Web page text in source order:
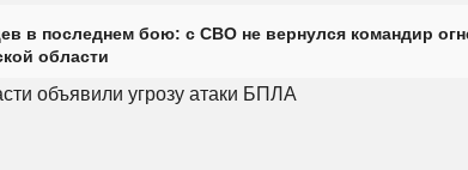
в последнем бою: с СВО не вернулся командир
области